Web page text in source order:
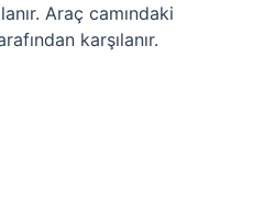
Araç camındaki
karşılanır.